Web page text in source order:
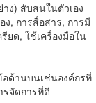
ง) สับสนในตัวเอง
ง, การสื่อสาร, การมี
ยด, ใช้เครื่องมือใน
อด้านบนเช่นองค์กรที่
จัดการที่ดี